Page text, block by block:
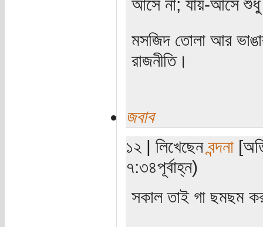
আসে না; যায়-আসে শুধু
মসজিদ তোলা আর
রাজনীতি।
জবাব
১২ | লিখেছেনবন্দনা
৭:৩৪পূর্বাহ্ন)
সকাল তাই গা ছমছম